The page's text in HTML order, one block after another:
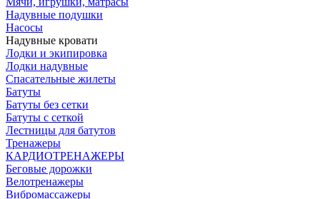
Надувные подушки
Насосы
Надувные кровати
Лодки и экипировка
Лодки надувные
Спасательные жилеты
Батуты
Батуты без сетки
Батуты с сеткой
Лестницы для батутов
Тренажеры
КАРДИОТРЕНАЖЕРЫ
Беговые дорожки
Велотренажеры
Вибромассажеры